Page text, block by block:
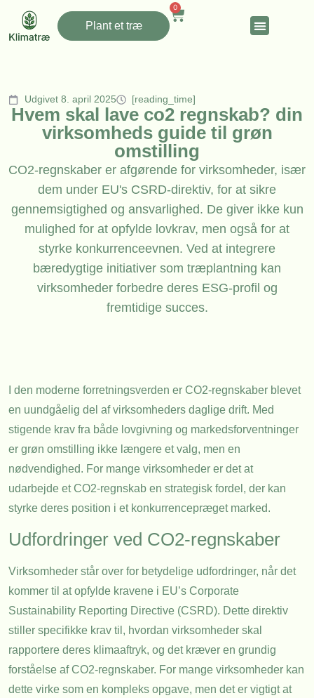
Plant et træ
0
Udgivet 8. april 2025 [reading_time]
Hvem skal lave co2 regnskab? din
virksomheds guide til grøn
omstilling
CO2-regnskaber er afgørende for virksomheder, især
dem under EU's CSRD-direktiv, for at sikre
gennemsigtighed og ansvarlighed. De giver ikke kun
mulighed for at opfylde lovkrav, men også for at
styrke konkurrenceevnen. Ved at integrere
bæredygtige initiativer som træplantning kan
virksomheder forbedre deres ESG-profil og
fremtidige succes.
I den moderne forretningsverden er CO2-regnskaber blevet
en uundgåelig del af virksomheders daglige drift. Med
stigende krav fra både lovgivning og markedsforventninger
er grøn omstilling ikke længere et valg, men en
nødvendighed. For mange virksomheder er det at
udarbejde et CO2-regnskab en strategisk fordel, der kan
styrke deres position i et konkurrencepræget marked.
Udfordringer ved CO2-regnskaber
Virksomheder står over for betydelige udfordringer, når det
kommer til at opfylde kravene i EU’s Corporate
Sustainability Reporting Directive (CSRD). Dette direktiv
stiller specifikke krav til, hvordan virksomheder skal
rapportere deres klimaaftryk, og det kræver en grundig
forståelse af CO2-regnskaber. For mange virksomheder kan
dette virke som en kompleks opgave, men det er vigtigt at